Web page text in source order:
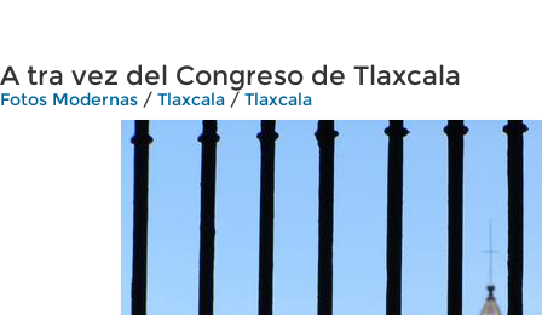
A tra vez del Congreso de Tlaxcala
Fotos Modernas / Tlaxcala / Tlaxcala